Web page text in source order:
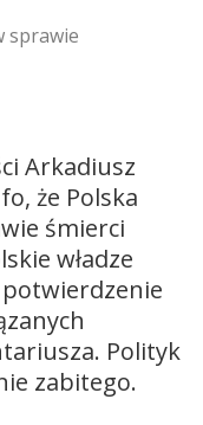
sprawie
Arkadiusz
że Polska
śmierci
władze
Polityk
zabitego.